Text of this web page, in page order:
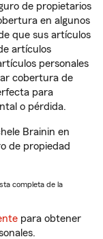
de propietarios
en algunos
que sus artículos
artículos
personales
cobertura de
para
o pérdida.
Brainin en
de propiedad
completa de la
para obtener